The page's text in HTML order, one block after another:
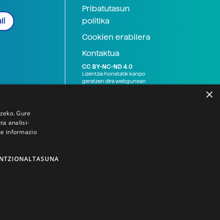
Pribatutasun
politika
Cookien erabilera
Kontaktua
CC BY-NC-ND 4.0
Lizentzia honetatik kanpo
geratzen dira webgunean
×
Gure
analisi-
informazio